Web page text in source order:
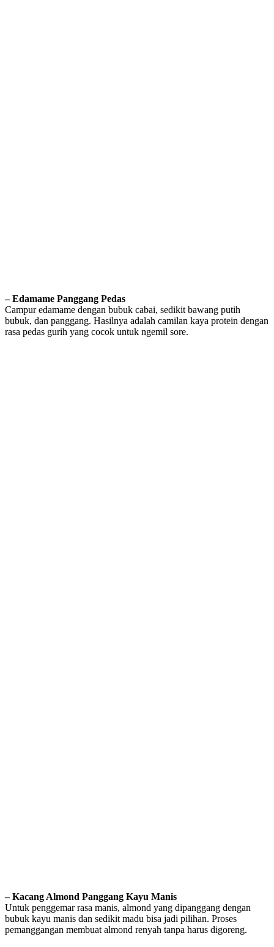
– Edamame Panggang Pedas
Campur edamame dengan bubuk cabai, sedikit bawang putih
bubuk, dan panggang. Hasilnya adalah camilan kaya protein dengan
rasa pedas gurih yang cocok untuk ngemil sore.
– Kacang Almond Panggang Kayu Manis
Untuk penggemar rasa manis, almond yang dipanggang dengan
bubuk kayu manis dan sedikit madu bisa jadi pilihan. Proses
pemanggangan membuat almond renyah tanpa harus digoreng.